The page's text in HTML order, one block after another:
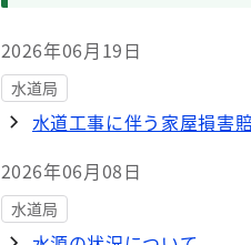
2026年06月19日
水道局
水道工事に伴う家屋損害
2026年06月08日
水道局